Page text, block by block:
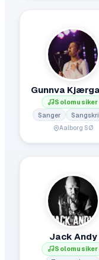
Gunnva
Solomusiker
Sanger
Aalborg SØ
Jack Andy
Solomusiker